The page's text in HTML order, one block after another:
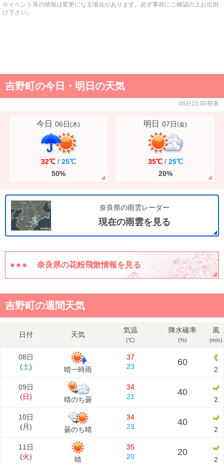
※イベント等の情報は変更になる場合があります。必ず事前にご確認の上お出掛
け下さい。
吉野町の今日・明日の天気
06日15:00発表
今日 06日(木)
32℃ / 25℃
50%
明日 07日(金)
35℃ / 25℃
20%
奈良県の雨雲レーダー
現在の雨雲を見る
奈良県の花粉飛散情報を見る
吉野町の週間天気
日付 天気
気温
(℃)
降水確率
(%)
風
(m/s)
08日
(土) 晴一時雨
37
23
60
2
09日
(日) 晴のち曇
34
21
40
2
10日
(月) 曇のち晴
34
23
40
2
11日
(火) 晴
35
20
20
2